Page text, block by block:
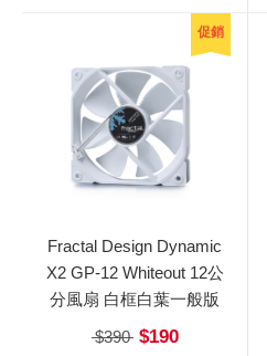
促銷
Fractal Design Dynamic
X2 GP-12 Whiteout 12公
分風扇 白框白葉一般版
$390$190